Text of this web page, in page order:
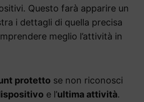
Questo farà apparire un
i dettagli di quella precisa
meglio l’attività in
protetto se non riconosci
e l’ultima attività.